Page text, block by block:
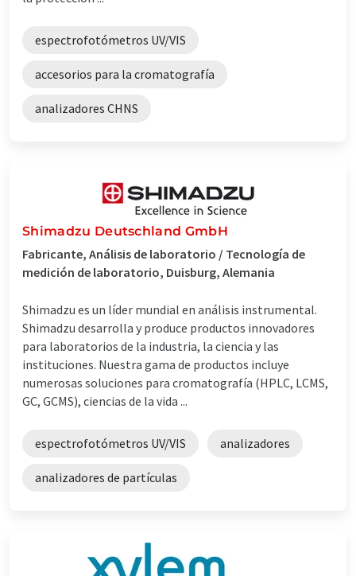
espectrofotómetros UV/VIS
accesorios para la cromatografía
analizadores CHNS
Shimadzu Deutschland GmbH
Fabricante, Análisis de laboratorio / Tecnología de
medición de laboratorio, Duisburg, Alemania
Shimadzu es un líder mundial en análisis instrumental.
Shimadzu desarrolla y produce productos innovadores
para laboratorios de la industria, la ciencia y las
instituciones. Nuestra gama de productos incluye
numerosas soluciones para cromatografía (HPLC, LCMS,
GC, GCMS), ciencias de la vida ...
espectrofotómetros UV/VIS analizadores
analizadores de partículas